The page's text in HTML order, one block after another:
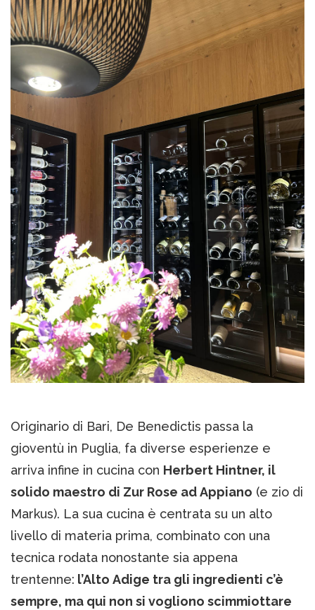
Originario di Bari, De Benedictis passa la
gioventù in Puglia, fa diverse esperienze e
arriva infine in cucina con Herbert Hintner, il
solido maestro di Zur Rose ad Appiano (e zio di
Markus). La sua cucina è centrata su un alto
livello di materia prima, combinato con una
tecnica rodata nonostante sia appena
trentenne: l’Alto Adige tra gli ingredienti c’è
sempre, ma qui non si vogliono scimmiottare